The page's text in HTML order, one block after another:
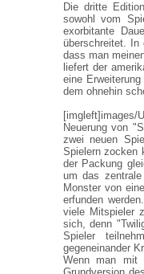
Die dritte
sowohl vom
exorbitante
überschreitet. In
dass man
liefert der
eine
dem ohnehin
Neuerung von
zwei neuen
Spielern zocken
der Packung
um das
Monster von
erfunden
viele Mitspieler
sich, denn
Spieler
gegeneinander
Wenn man mit